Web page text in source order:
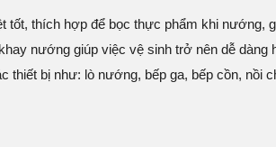
tốt, thích hợp để bọc thực phẩm khi nướng,
nướng giúp việc vệ sinh trở nên dễ dàng
thiết bị như: lò nướng, bếp ga, bếp cồn, nồi